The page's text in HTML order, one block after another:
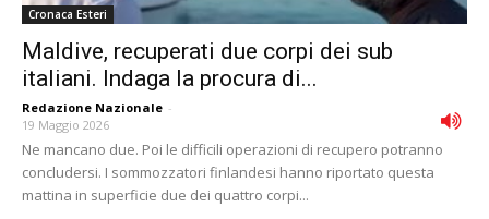
Cronaca Esteri
Maldive, recuperati due corpi dei sub
italiani. Indaga la procura di...
Redazione Nazionale -
19 Maggio 2026
Ne mancano due. Poi le difficili operazioni di recupero potranno
concludersi. I sommozzatori finlandesi hanno riportato questa
mattina in superficie due dei quattro corpi...